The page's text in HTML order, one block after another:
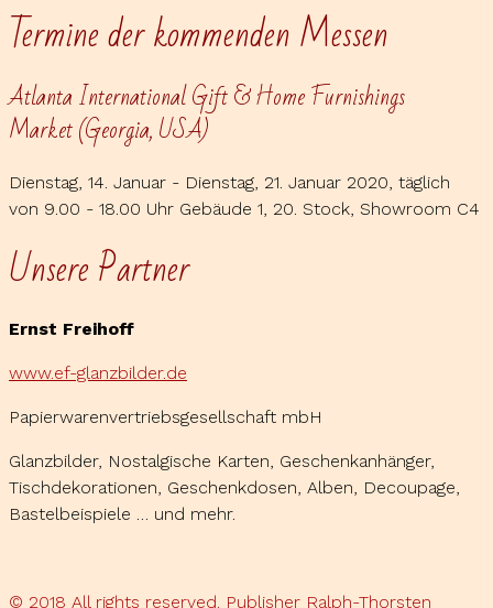
Termine der kommenden Messen
Atlanta International Gift & Home Furnishings
Market (Georgia, USA)
Dienstag, 14. Januar - Dienstag, 21. Januar 2020, täglich
von 9.00 - 18.00 Uhr Gebäude 1, 20. Stock, Showroom C4
Unsere Partner
Ernst Freihoff
www.ef-glanzbilder.de
Papierwarenvertriebsgesellschaft mbH
Glanzbilder, Nostalgische Karten, Geschenkanhänger,
Tischdekorationen, Geschenkdosen, Alben, Decoupage,
Bastelbeispiele … und mehr.
© 2018 All rights reserved. Publisher Ralph-Thorsten